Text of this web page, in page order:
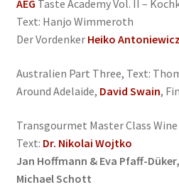
AEG Taste Academy Vol. II –
Text: Hanjo Wimmeroth
Der Vordenker Heiko Antoniewicz
Australien Part Three, Text:
Around Adelaide, David Swain,
Transgourmet Master Class
Text: Dr. Nikolai Wojtko
Jan Hoffmann & Eva Pfaff-
Michael Schott